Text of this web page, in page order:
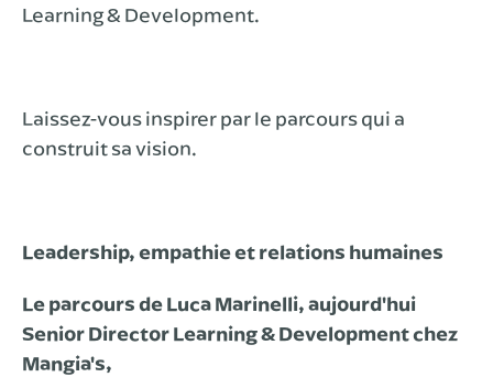
Learning & Development.
Laissez-vous inspirer par le parcours qui a
construit sa vision.
Leadership, empathie et relations humaines
Le parcours de Luca Marinelli, aujourd'hui
Senior Director Learning & Development chez
Mangia's,